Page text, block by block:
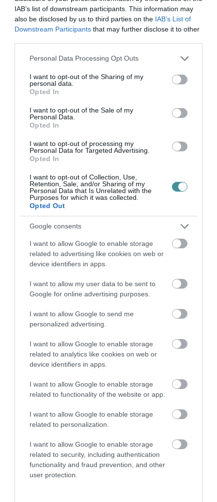
IAB’s list of downstream participants. This information may
also be disclosed by us to third parties on the IAB’s List of
Downstream Participants that may further disclose it to other
Please note that this website/app uses one or more Google
not limited to your visit or usage behaviour. You may click to
grant or deny consent to Google and its third-party tags to
use your data for below specified purposes in below Google
consent section.
Personal Data Processing Opt Outs
I want to opt-out of the Sharing of my
personal data.
Opted In
I want to opt-out of the Sale of my
Personal Data.
Opted In
I want to opt-out of processing my
Personal Data for Targeted Advertising.
Opted In
I want to opt-out of Collection, Use,
Retention, Sale, and/or Sharing of my
Personal Data that Is Unrelated with the
Purposes for which it was collected.
Opted Out
Google consents
I want to allow Google to enable storage
related to advertising like cookies on web or
device identifiers in apps.
I want to allow my user data to be sent to
Google for online advertising purposes.
I want to allow Google to send me
personalized advertising.
I want to allow Google to enable storage
related to analytics like cookies on web or
device identifiers in apps.
I want to allow Google to enable storage
related to functionality of the website or app.
I want to allow Google to enable storage
related to personalization.
I want to allow Google to enable storage
related to security, including authentication
functionality and fraud prevention, and other
user protection.
Legfrissebb híreink
2026. augusztus 08 Mindenki ügye
AMIKÉRT ÉRDEMES MEGNÉZNI
2026. augusztus 08|Promóció
TÖBB MINT EGY HÓNAP IS LEHET, MIRE
TELJESEN ÚJRAINDUL A P...
2026. augusztus 07
TANULJ NÉMETÜL OTTHONRÓL: A
DIGITÁLIS TANULÁS ELŐNYEI
ÚJRAINDULNAK A KORÁBBAN
2026. augusztus 07|Eger ügye